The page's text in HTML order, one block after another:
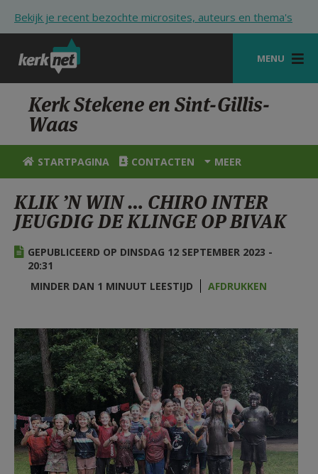
Bekijk je recent bezochte microsites, auteurs en thema's
MENU
STARTPAGINA
KERK
VIERINGEN
ZOEKEN
HULP
STARTPAGINA PORTAAL
AANMELDEN OF REGISTREREN
Kerk Stekene en Sint-Gillis-
Waas
STARTPAGINA CONTACTEN MEER
KLIK ’N WIN … CHIRO INTER
JEUGDIG DE KLINGE OP BIVAK
GEPUBLICEERD OP DINSDAG 12 SEPTEMBER 2023 -
20:31
MINDER DAN 1 MINUUT LEESTIJD
AFDRUKKEN